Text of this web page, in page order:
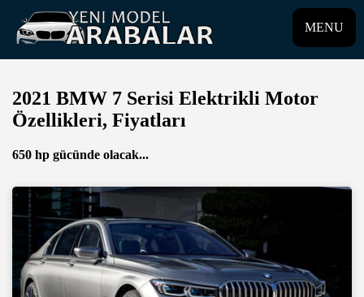
MENU
2021 BMW 7 Serisi Elektrikli Motor
Özellikleri, Fiyatları
650 hp gücünde olacak...